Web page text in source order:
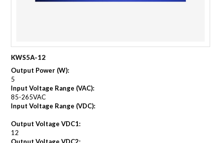
KWS5A-12
Output Power (W):
5
Input Voltage Range (VAC):
85-265VAC
Input Voltage Range (VDC):
Output Voltage VDC1:
12
Output Voltage VDC2: